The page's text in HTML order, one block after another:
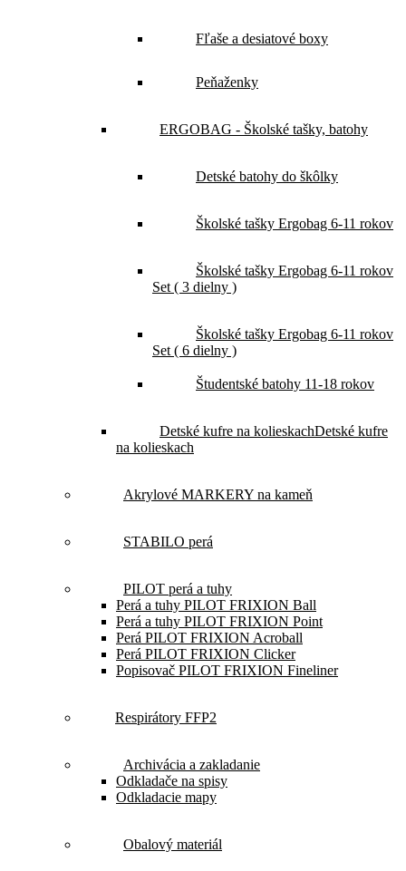
Fľaše a desiatové boxy
Peňaženky
ERGOBAG - Školské tašky, batohy
Detské batohy do škôlky
Školské tašky Ergobag 6-11 rokov
Školské tašky Ergobag 6-11 rokov
Set ( 3 dielny )
Školské tašky Ergobag 6-11 rokov
Set ( 6 dielny )
Študentské batohy 11-18 rokov
Detské kufre na kolieskachDetské kufre
na kolieskach
Akrylové MARKERY na kameň
STABILO perá
PILOT perá a tuhy
Perá a tuhy PILOT FRIXION Ball
Perá a tuhy PILOT FRIXION Point
Perá PILOT FRIXION Acroball
Perá PILOT FRIXION Clicker
Popisovač PILOT FRIXION Fineliner
Respirátory FFP2
Archivácia a zakladanie
Odkladače na spisy
Odkladacie mapy
Obalový materiál